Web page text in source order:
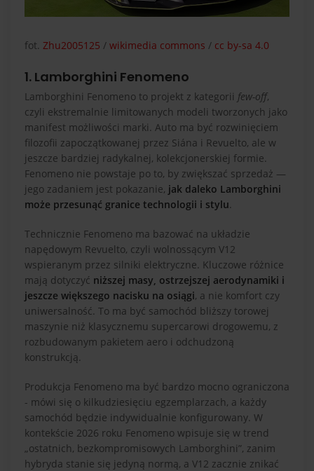
fot. Zhu2005125 / wikimedia commons / cc by-sa 4.0
1. Lamborghini Fenomeno
Lamborghini Fenomeno to projekt z kategorii few-off,
czyli ekstremalnie limitowanych modeli tworzonych jako
manifest możliwości marki. Auto ma być rozwinięciem
filozofii zapoczątkowanej przez Siána i Revuelto, ale w
jeszcze bardziej radykalnej, kolekcjonerskiej formie.
Fenomeno nie powstaje po to, by zwiększać sprzedaż —
jego zadaniem jest pokazanie, jak daleko Lamborghini
może przesunąć granice technologii i stylu.
Technicznie Fenomeno ma bazować na układzie
napędowym Revuelto, czyli wolnossącym V12
wspieranym przez silniki elektryczne. Kluczowe różnice
mają dotyczyć niższej masy, ostrzejszej aerodynamiki i
jeszcze większego nacisku na osiągi, a nie komfort czy
uniwersalność. To ma być samochód bliższy torowej
maszynie niż klasycznemu supercarowi drogowemu, z
rozbudowanym pakietem aero i odchudzoną
konstrukcją.
Produkcja Fenomeno ma być bardzo mocno ograniczona
- mówi się o kilkudziesięciu egzemplarzach, a każdy
samochód będzie indywidualnie konfigurowany. W
kontekście 2026 roku Fenomeno wpisuje się w trend
„ostatnich, bezkompromisowych Lamborghini”, zanim
hybryda stanie się jedyną normą, a V12 zacznie znikać